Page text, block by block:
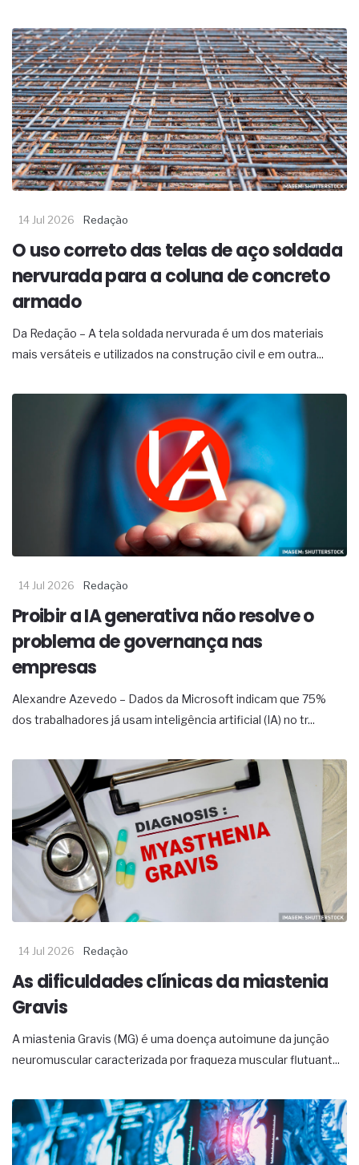
14 Jul 2026 Redação
O uso correto das telas de aço soldada
nervurada para a coluna de concreto
armado
Da Redação – A tela soldada nervurada é um dos materiais
mais versáteis e utilizados na construção civil e em outra...
14 Jul 2026 Redação
Proibir a IA generativa não resolve o
problema de governança nas
empresas
Alexandre Azevedo – Dados da Microsoft indicam que 75%
dos trabalhadores já usam inteligência artificial (IA) no tr...
14 Jul 2026 Redação
As dificuldades clínicas da miastenia
Gravis
A miastenia Gravis (MG) é uma doença autoimune da junção
neuromuscular caracterizada por fraqueza muscular flutuant...